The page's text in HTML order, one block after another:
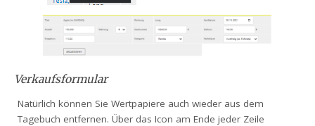
Verkaufsformular
Natürlich können Sie Wertpapiere auch wieder aus dem
Tagebuch entfernen. Über das Icon am Ende jeder Zeile